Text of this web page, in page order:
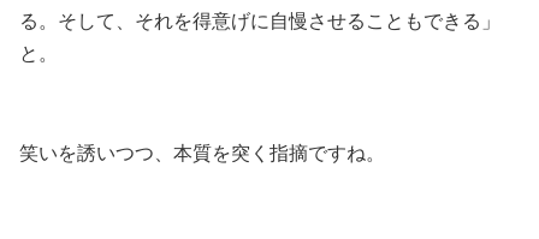
る。そして、それを得意げに自慢させることもできる」
と。
笑いを誘いつつ、本質を突く指摘ですね。